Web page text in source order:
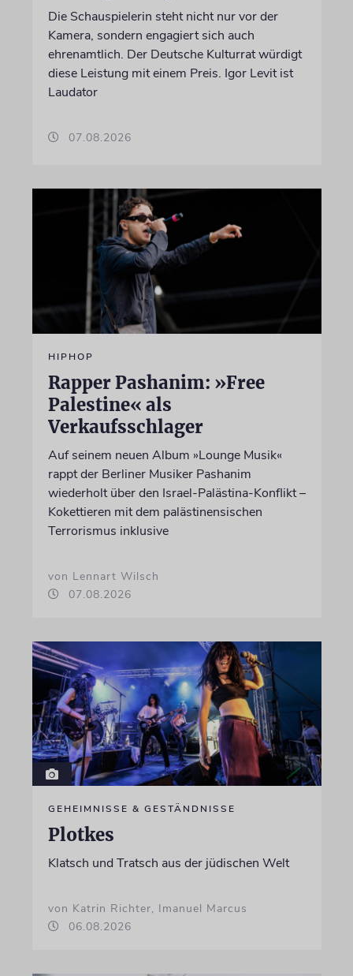
Die Schauspielerin steht nicht nur vor der
Kamera, sondern engagiert sich auch
ehrenamtlich. Der Deutsche Kulturrat würdigt
diese Leistung mit einem Preis. Igor Levit ist
Laudator
07.08.2026
HIPHOP
Rapper Pashanim: »Free
Palestine« als
Verkaufsschlager
Auf seinem neuen Album »Lounge Musik«
rappt der Berliner Musiker Pashanim
wiederholt über den Israel-Palästina-Konflikt –
Kokettieren mit dem palästinensischen
Terrorismus inklusive
von Lennart Wilsch
07.08.2026
GEHEIMNISSE & GESTÄNDNISSE
Plotkes
Klatsch und Tratsch aus der jüdischen Welt
von Katrin Richter, Imanuel Marcus
06.08.2026